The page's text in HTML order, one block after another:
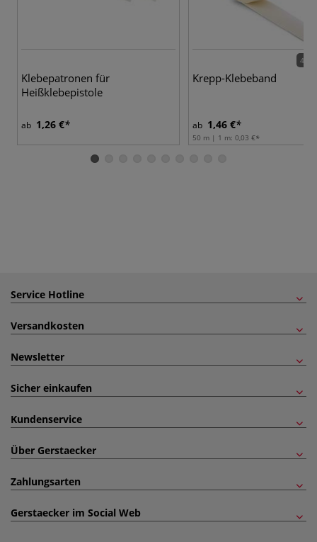
Klebepatronen für
Heißklebepistole
ab 1,26 €
4
Krepp-Klebeband
ab 1,46 €
50 m | 1 m: 0,03 €
Service Hotline
Versandkosten
Newsletter
Sicher einkaufen
Kundenservice
Über Gerstaecker
Zahlungsarten
Gerstaecker im Social Web